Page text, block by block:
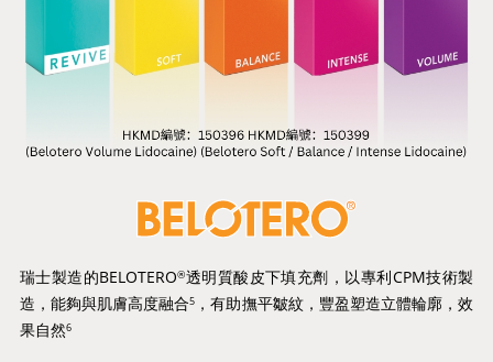
瑞士製造的BELOTERO®透明質酸皮下填充劑，以專利CPM技術製
造，能夠與肌膚高度融合5 ，有助撫平皺紋，豐盈塑造立體輪廓，效
果自然6